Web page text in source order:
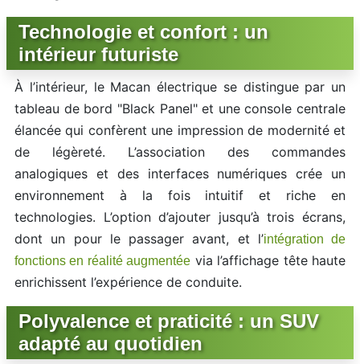
Technologie et confort : un
intérieur futuriste
À l’intérieur, le Macan électrique se distingue par un
tableau de bord "Black Panel" et une console centrale
élancée qui confèrent une impression de modernité et
de légèreté. L’association des commandes
analogiques et des interfaces numériques crée un
environnement à la fois intuitif et riche en
technologies. L’option d’ajouter jusqu’à trois écrans,
dont un pour le passager avant, et l’intégration de
fonctions en réalité augmentée via l’affichage tête haute
enrichissent l’expérience de conduite.
Polyvalence et praticité : un SUV
adapté au quotidien